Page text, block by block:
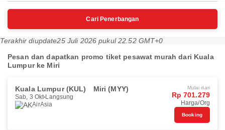
Cari Penerbangan
Terakhir diupdate25 Juli 2026 pukul 22.52 GMT+0
Pesan dan dapatkan promo tiket pesawat murah dari Kuala
Lumpur ke Miri
Kuala Lumpur (KUL) Miri (MYY)
Sab, 3 Okt Langsung
AirAsia
Mulai dari
Rp 701.279
Harga/Org
Booking